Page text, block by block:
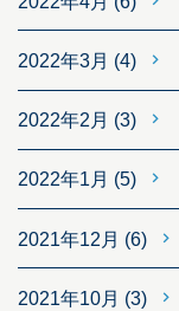
2022年3月 (4)
2022年2月 (3)
2022年1月 (5)
2021年12月 (6)
2021年10月 (3)